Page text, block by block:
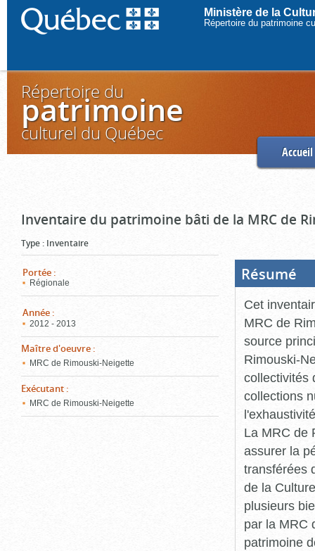
Ministère de la
Répertoire du patrimoine
Répertoire du
patrimoine
culturel du Québec
Accueil
Inventaire du patrimoine bâti de la MRC de
Type : Inventaire
Portée :
Régionale
Année :
2012 - 2013
Maître d'oeuvre :
MRC de Rimouski-Neigette
Exécutant :
MRC de Rimouski-Neigette
Résumé
Cet
MRC de
source
Rimouski-
collectivités
collections
La MRC de
assurer la
transférées
de la
plusieurs
par la MRC
patrimoine